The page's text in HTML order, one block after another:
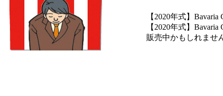
【2020年式】
【2020年式】
販売中かもしれませ